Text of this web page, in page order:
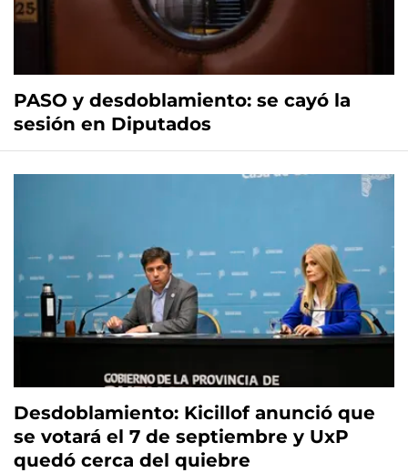
PASO y desdoblamiento: se cayó la
sesión en Diputados
Desdoblamiento: Kicillof anunció que
se votará el 7 de septiembre y UxP
quedó cerca del quiebre